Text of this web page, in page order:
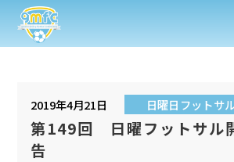
2019年4月21日 日曜日フットサ
第149回 日曜フットサル
告